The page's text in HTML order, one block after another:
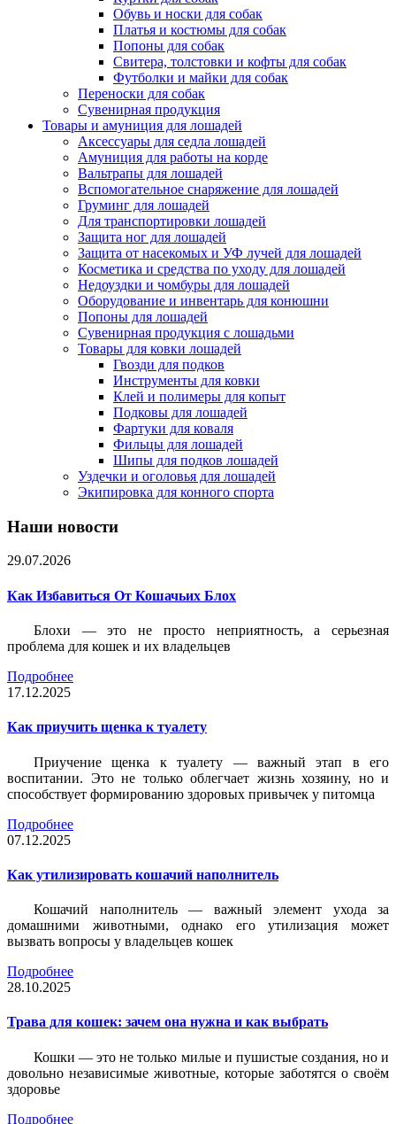
Обувь и носки для собак
Платья и костюмы для собак
Попоны для собак
Свитера, толстовки и кофты для собак
Футболки и майки для собак
Переноски для собак
Сувенирная продукция
Товары и амуниция для лошадей
Аксессуары для седла лошадей
Амуниция для работы на корде
Вальтрапы для лошадей
Вспомогательное снаряжение для лошадей
Груминг для лошадей
Для транспортировки лошадей
Защита ног для лошадей
Защита от насекомых и УФ лучей для лошадей
Косметика и средства по уходу для лошадей
Недоуздки и чомбуры для лошадей
Оборудование и инвентарь для конюшни
Попоны для лошадей
Сувенирная продукция с лошадьми
Товары для ковки лошадей
Гвозди для подков
Инструменты для ковки
Клей и полимеры для копыт
Подковы для лошадей
Фартуки для коваля
Фильцы для лошадей
Шипы для подков лошадей
Уздечки и оголовья для лошадей
Экипировка для конного спорта
Наши новости
29.07.2026
Как Избавиться От Кошачьих Блох
Блохи — это не просто неприятность, а серьезная
проблема для кошек и их владельцев
Подробнее
17.12.2025
Как приучить щенка к туалету
Приучение щенка к туалету — важный этап в его
воспитании. Это не только облегчает жизнь хозяину, но и
способствует формированию здоровых привычек у питомца
Подробнее
07.12.2025
Как утилизировать кошачий наполнитель
Кошачий наполнитель — важный элемент ухода за
домашними животными, однако его утилизация может
вызвать вопросы у владельцев кошек
Подробнее
28.10.2025
Трава для кошек: зачем она нужна и как выбрать
Кошки — это не только милые и пушистые создания, но и
довольно независимые животные, которые заботятся о своём
здоровье
Подробнее